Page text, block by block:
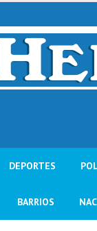
DEPORTES
BARRIOS